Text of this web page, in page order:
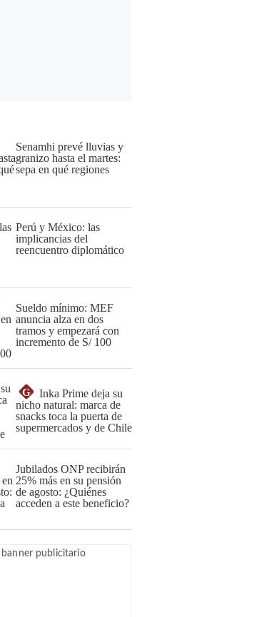
Senamhi prevé lluvias y
granizo hasta el martes:
sepa en qué regiones
Perú y México: las
implicancias del
reencuentro diplomático
Sueldo mínimo: MEF
anuncia alza en dos
tramos y empezará con
incremento de S/ 100
G
Inka Prime deja su
nicho natural: marca de
snacks toca la puerta de
supermercados y de Chile
Jubilados ONP recibirán
25% más en su pensión
de agosto: ¿Quiénes
acceden a este beneficio?